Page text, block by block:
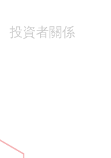
投資者關係